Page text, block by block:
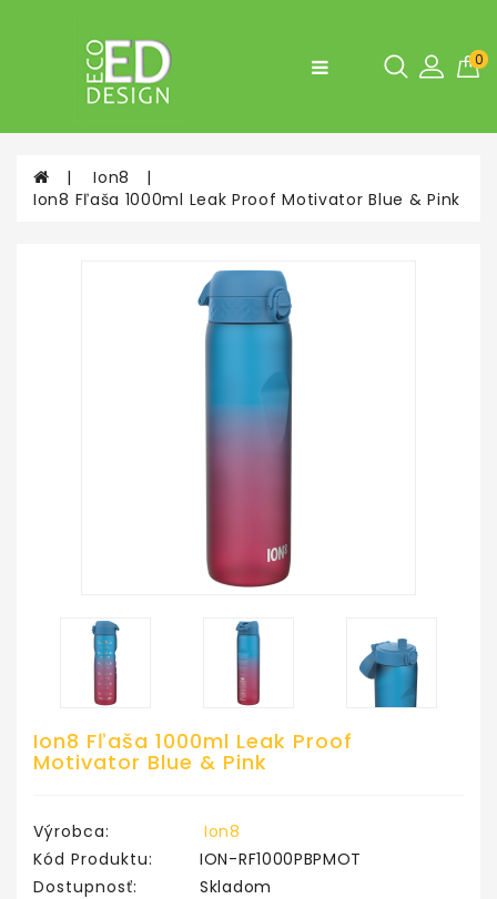
boxy
Doplnky
do
0
Ion8
Ion8 Fľaša 1000ml Leak Proof Motivator Blue & Pink
Ion8 Fľaša 1000ml Leak Proof
Motivator Blue & Pink
Výrobca:
Ion8
Kód Produktu:
ION-RF1000PBPMOT
Dostupnosť:
Skladom